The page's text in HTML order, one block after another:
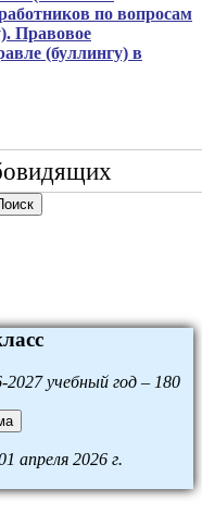
по вопросам
Правовое
(буллингу) в
2027 учебный год – 180
апреля 2026 г.